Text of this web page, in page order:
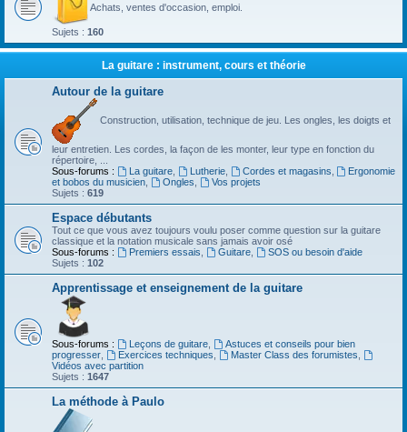
Achats, ventes d'occasion, emploi.
Sujets : 160
La guitare : instrument, cours et théorie
Autour de la guitare
Construction, utilisation, technique de jeu. Les ongles, les doigts et
leur entretien. Les cordes, la façon de les monter, leur type en fonction du
répertoire, ...
Sous-forums :
La guitare, Lutherie, Cordes et magasins
Ergonomie
et bobos du musicien
Ongles
Vos projets
Sujets : 619
Espace débutants
Tout ce que vous avez toujours voulu poser comme question sur la guitare
classique et la notation musicale sans jamais avoir osé
Sous-forums :
Premiers essais Guitare,
SOS ou besoin d'aide
Sujets : 102
Apprentissage et enseignement de la guitare
Sous-forums : Leçons de guitare,
Astuces et conseils pour bien
progresser
Exercices techniques Master Class des forumistes
Vidéos avec partition
Sujets : 1647
La méthode à Paulo